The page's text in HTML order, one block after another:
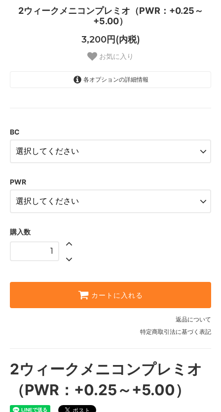
2ウィークメニコンプレミオ（PWR：+0.25～
+5.00）
3,200円(内税)
お気に入り
各オプションの詳細情報
8.60mm
8.60mm
8.60mm
8.60mm
BC
PWR
購入数
カートに入れる
返品について
特定商取引法に基づく表記
2ウィークメニコンプレミオ
（PWR：+0.25～+5.00）